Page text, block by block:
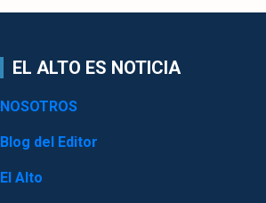
EL ALTO ES NOTICIA
NOSOTROS
Blog del Editor
El Alto